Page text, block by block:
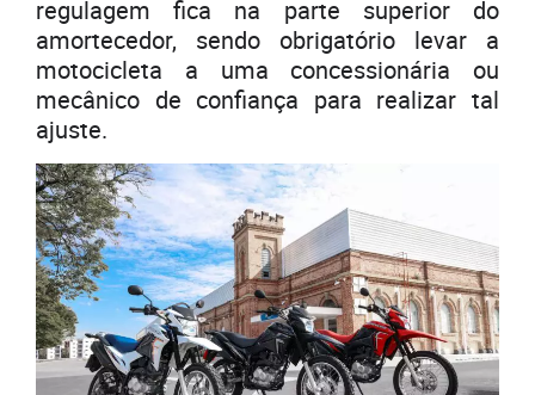
regulagem fica na parte superior do
amortecedor, sendo obrigatório levar a
motocicleta a uma concessionária ou
mecânico de confiança para realizar tal
ajuste.